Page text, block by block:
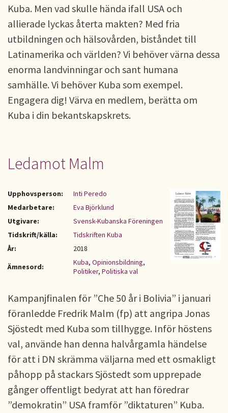
Kuba. Men vad skulle hända ifall USA och
allierade lyckas återta makten? Med fria
utbildningen och hälsovården, biståndet till
Latinamerika och världen? Vi behöver värna dessa
enorma landvinningar och sant humana
samhälle. Vi behöver Kuba som exempel.
Engagera dig! Värva en medlem, berätta om
Kuba i din bekantskapskrets.
Ledamot Malm
Upphovsperson:
Inti Peredo
Medarbetare:
Eva Björklund
Utgivare:
Svensk-Kubanska Föreningen
Tidskrift/källa:
Tidskriften Kuba
År:
2018
Ämnesord:
Kuba, Opinionsbildning,
Politiker, Politiska val
Kampanjfinalen för ”Che 50 år i Bolivia” i januari
föranledde Fredrik Malm (fp) att angripa Jonas
Sjöstedt med Kuba som tillhygge. Inför höstens
val, använde han denna halvårgamla händelse
för att i DN skrämma väljarna med ett osmakligt
påhopp på stackars Sjöstedt som upprepade
gånger offentligt bedyrat att han föredrar
”demokratin” USA framför ”diktaturen” Kuba.